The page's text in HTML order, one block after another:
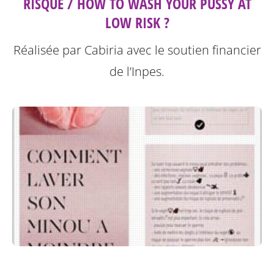
LOW RISK ?
Réalisée par Cabiria avec le soutien financier
de l’Inpes.